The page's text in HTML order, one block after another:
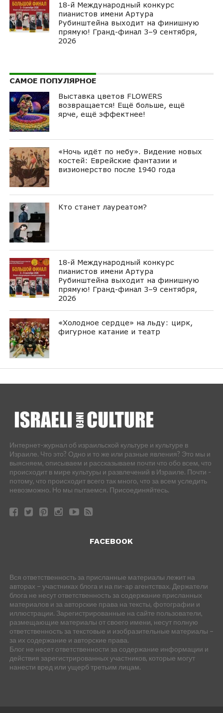
18-й Международный конкурс
пианистов имени Артура
Рубинштейна выходит на финишную
прямую! Гранд-финал 3–9 сентября,
2026
САМОЕ ПОПУЛЯРНОЕ
Выставка цветов FLOWERS
возвращается! Ещё больше, ещё
ярче, ещё эффектнее!
«Ночь идёт по небу». Видение новых
костей: Еврейские фантазии и
визионерство после 1940 года
Кто станет лауреатом?
18-й Международный конкурс
пианистов имени Артура
Рубинштейна выходит на финишную
прямую! Гранд-финал 3–9 сентября,
2026
«Холодное сердце» на льду: цирк,
фигурное катание и театр
Интернет-журнал об израильской культуре и культуре в
Израиле. Что это? Одно и то же или разные явления? Это мы и
выясняем, описываем и рассказываем почти что обо всем, что
происходит в мире культуры и развлечений в Израиле. Почти -
потому, что происходит всего так много, что за всем уследить
невозможно. Но мы пытаемся. Присоединяйтесь.
FACEBOOK
Вся ответственность за присланные материалы лежит на
авторах – участниках блога и на пи-ар агентствах. Держатели
блога не несут ответственность за содержание присланных
материалов и за авторские права на тексты, фотографии и
иллюстрации. Зарегистрированные на сайте пользователи,
размещающие материалы от своего имени, несут полную
ответственность за текстовые и изобразительные материалы –
за их содержание и авторские права.
Блог не несет ответственности за содержание информации и
действия зарегистрированных участников, которые могут
нанести вред или ущерб третьим лицам.